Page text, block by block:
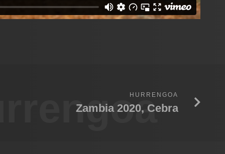
HURRENGOA
Zambia 2020, Cebra